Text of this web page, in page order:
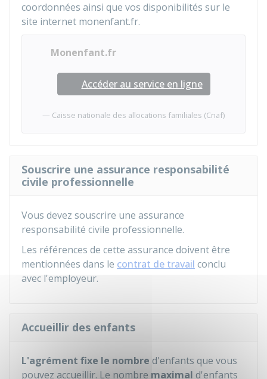
coordonnées ainsi que vos disponibilités sur le
site internet monenfant.fr.
Monenfant.fr
Accéder au service en ligne
Caisse nationale des allocations familiales (Cnaf)
Souscrire une assurance responsabilité
civile professionnelle
Vous devez souscrire une assurance
responsabilité civile professionnelle.
Les références de cette assurance doivent être
mentionnées dans le contrat de travail conclu
avec l'employeur.
Accueillir des enfants
L'agrément fixe le nombre d'enfants que vous
pouvez accueillir. Le nombre maximal d'enfants